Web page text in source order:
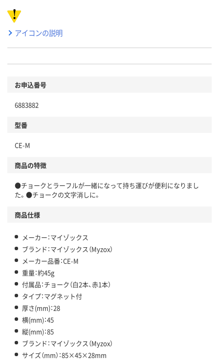
アイコンの説明
お申込番号
6883882
型番
CE-M
商品の特徴
●チョークとラーフルが一緒になって持ち運びが便利になりまし
た。●チョークの文字消しに。
商品仕様
メーカー：マイゾックス
ブランド：マイゾックス（Myzox）
メーカー品番：CE-M
重量：約45g
付属品：チョーク（白2本、赤1本）
タイプ：マグネット付
厚さ(mm)：28
横(mm)：45
縦(mm)：85
ブランド：マイゾックス（Myzox）
サイズ（mm）：85×45×28mm